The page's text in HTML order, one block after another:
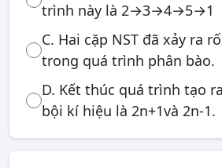
trình này là 2→3→4→5→1
C. Hai cặp NST đã xảy ra
trong quá trình phân bào.
D. Kết thúc quá trình tạo
bội kí hiệu là 2n+1và 2n-1.